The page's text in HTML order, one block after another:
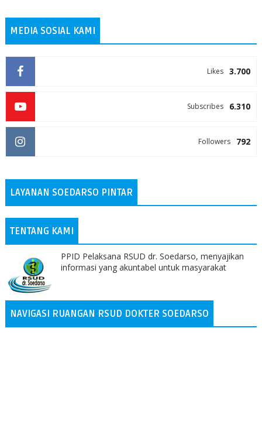
MEDIA SOSIAL KAMI
3.700
Likes
6.310
Subscribes
792
Followers
LAYANAN SOEDARSO PINTAR
TENTANG KAMI
PPID Pelaksana RSUD dr. Soedarso, menyajikan
informasi yang akuntabel untuk masyarakat
NAVIGASI RUANGAN RSUD DOKTER SOEDARSO